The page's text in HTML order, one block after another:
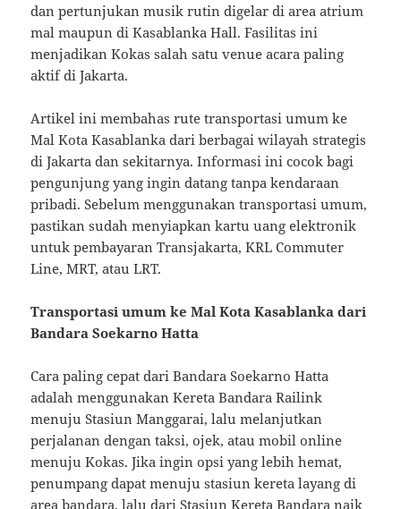
dan pertunjukan musik rutin digelar di area atrium
mal maupun di Kasablanka Hall. Fasilitas ini
menjadikan Kokas salah satu venue acara paling
aktif di Jakarta.
Artikel ini membahas rute transportasi umum ke
Mal Kota Kasablanka dari berbagai wilayah strategis
di Jakarta dan sekitarnya. Informasi ini cocok bagi
pengunjung yang ingin datang tanpa kendaraan
pribadi. Sebelum menggunakan transportasi umum,
pastikan sudah menyiapkan kartu uang elektronik
untuk pembayaran Transjakarta, KRL Commuter
Line, MRT, atau LRT.
Transportasi umum ke Mal Kota Kasablanka dari
Bandara Soekarno Hatta
Cara paling cepat dari Bandara Soekarno Hatta
adalah menggunakan Kereta Bandara Railink
menuju Stasiun Manggarai, lalu melanjutkan
perjalanan dengan taksi, ojek, atau mobil online
menuju Kokas. Jika ingin opsi yang lebih hemat,
penumpang dapat menuju stasiun kereta layang di
area bandara, lalu dari Stasiun Kereta Bandara naik